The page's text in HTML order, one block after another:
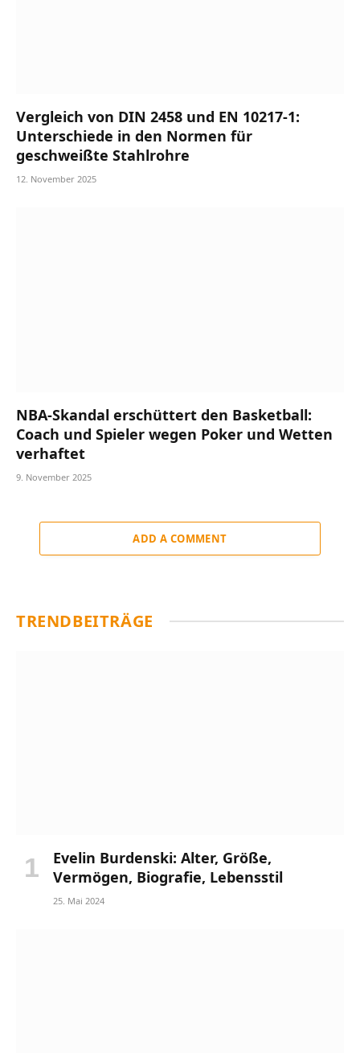
Vergleich von DIN 2458 und EN 10217-1:
Unterschiede in den Normen für
geschweißte Stahlrohre
12. November 2025
NBA-Skandal erschüttert den Basketball:
Coach und Spieler wegen Poker und Wetten
verhaftet
9. November 2025
ADD A COMMENT
TRENDBEITRÄGE
Evelin Burdenski: Alter, Größe,
Vermögen, Biografie, Lebensstil
25. Mai 2024